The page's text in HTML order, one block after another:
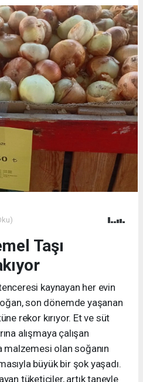
Taşı
kaynayan her evin
son dönemde yaşanan
rekor kırıyor. Et ve süt
alışmaya çalışan
olan soğanın
büyük bir şok yaşadı.
tüketiciler, artık taneyle